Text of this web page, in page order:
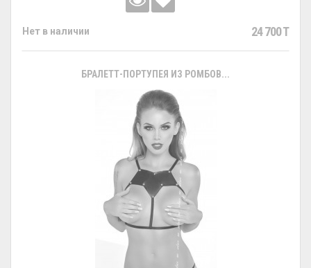
Нет в наличии 24 700 T
БРАЛЕТТ-ПОРТУПЕЯ ИЗ РОМБОВ...